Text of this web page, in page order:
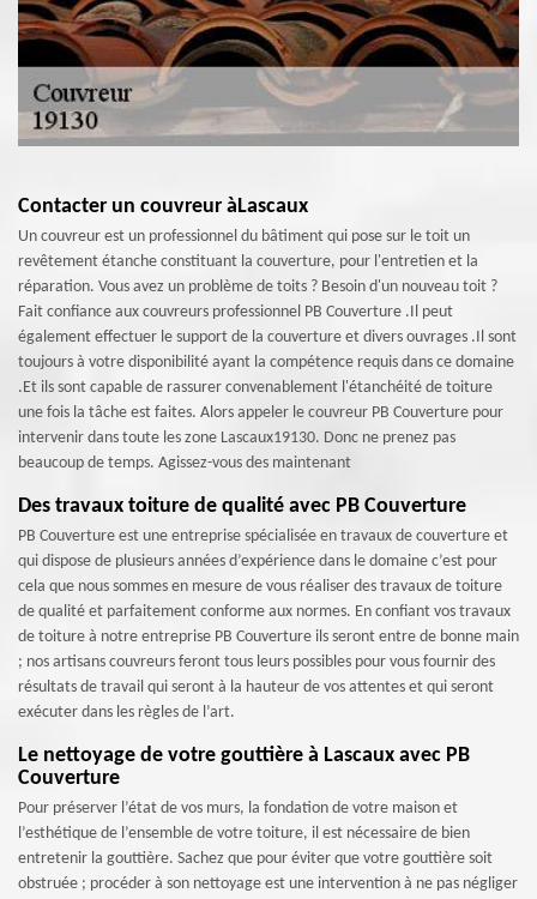
Contacter un couvreur àLascaux
Un couvreur est un professionnel du bâtiment qui pose sur le toit un
revêtement étanche constituant la couverture, pour l'entretien et la
réparation. Vous avez un problème de toits ? Besoin d'un nouveau toit ?
Fait confiance aux couvreurs professionnel PB Couverture .Il peut
également effectuer le support de la couverture et divers ouvrages .Il sont
toujours à votre disponibilité ayant la compétence requis dans ce domaine
.Et ils sont capable de rassurer convenablement l'étanchéité de toiture
une fois la tâche est faites. Alors appeler le couvreur PB Couverture pour
intervenir dans toute les zone Lascaux19130. Donc ne prenez pas
beaucoup de temps. Agissez-vous des maintenant
Des travaux toiture de qualité avec PB Couverture
PB Couverture est une entreprise spécialisée en travaux de couverture et
qui dispose de plusieurs années d’expérience dans le domaine c’est pour
cela que nous sommes en mesure de vous réaliser des travaux de toiture
de qualité et parfaitement conforme aux normes. En confiant vos travaux
de toiture à notre entreprise PB Couverture ils seront entre de bonne main
; nos artisans couvreurs feront tous leurs possibles pour vous fournir des
résultats de travail qui seront à la hauteur de vos attentes et qui seront
exécuter dans les règles de l’art.
Le nettoyage de votre gouttière à Lascaux avec PB
Couverture
Pour préserver l’état de vos murs, la fondation de votre maison et
l’esthétique de l’ensemble de votre toiture, il est nécessaire de bien
entretenir la gouttière. Sachez que pour éviter que votre gouttière soit
obstruée ; procéder à son nettoyage est une intervention à ne pas négliger